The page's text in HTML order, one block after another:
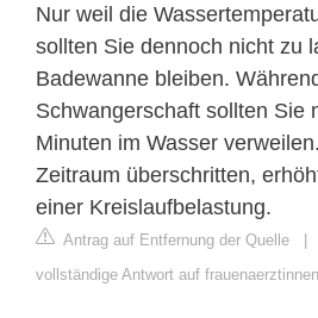
Nur weil die
sollten Sie dennoch nicht zu
Badewanne bleiben.
Schwangerschaft sollten Sie
Minuten im Wasser
Zeitraum überschritten,
einer Kreislaufbelastung.
Antrag auf Entfernung der Quelle |
vollständige Antwort auf